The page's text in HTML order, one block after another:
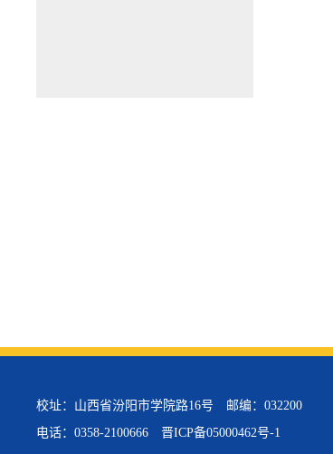
校址：山西省汾阳市学院路16号 邮编：032200
电话：0358-2100666晋ICP备05000462号-1